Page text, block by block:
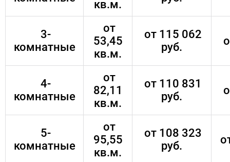
кв.м.
3-
комнатные
от
53,45
кв.м.
от 115 062
руб.
4-
комнатные
от
82,11
кв.м.
от 110 831
руб.
5-
комнатные
от
95,55
кв.м.
от 108 323
руб.